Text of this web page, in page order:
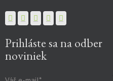
Prihláste sa na odber
noviniek